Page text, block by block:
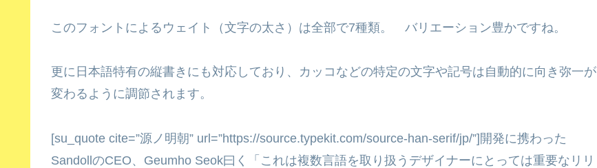
このフォントによるウェイト（文字の太さ）は全部で7種類。 バリエーション豊かですね。
更に日本語特有の縦書きにも対応しており、カッコなどの特定の文字や記号は自動的に向き弥一が
変わるように調節されます。
[su_quote cite=”源ノ明朝” url=”https://source.typekit.com/source-han-serif/jp/”]開発に携わった
SandollのCEO、Geumho Seok曰く「これは複数言語を取り扱うデザイナーにとっては重要なリリ